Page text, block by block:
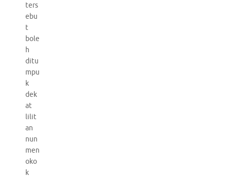
ters
ebu
t
bole
h
ditu
mpu
k
dek
at
lilit
an
nun
men
oko
k